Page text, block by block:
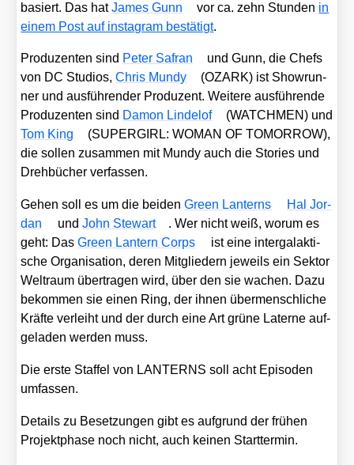
basiert. Das hatJames Gunn vor ca. zehn Stun­den in
einem Post auf insta­gram bestä­tigt.
Pro­du­zen­ten sind Peter Safran
und Gunn, die Chefs
von DC Stu­di­os,Chris Mun­dy
(OZARK) ist Show­run­
ner und aus­füh­ren­der Pro­du­zent. Wei­te­re aus­füh­ren­de
Pro­du­zen­ten sind Damon Linde­l­of
(WATCHMEN) und
Tom King
(SUPERGIRL: WOMAN OF TOMORROW),
die sol­len zusam­men mit Mun­dy auch die Sto­ries und
Dreh­bü­cher ver­fas­sen.
Gehen soll es um die bei­denGreen Lan­terns
Hal Jor­
dan
undJohn Ste­wart
. Wer nicht weiß, wor­um es
geht: DasGreen Lan­tern Corps
ist eine inter­ga­lak­ti­
sche Orga­ni­sa­ti­on, deren Mit­glie­dern jeweils ein Sek­tor
Welt­raum über­tra­gen wird, über den sie wachen. Dazu
bekom­men sie einen Ring, der ihnen über­mensch­li­che
Kräf­te ver­leiht und der durch eine Art grü­ne Later­ne auf­
ge­la­den wer­den muss.
Die ers­te Staf­fel von LANTERNS soll acht Epi­so­den
umfas­sen.
Details zu Beset­zun­gen gibt es auf­grund der frü­hen
Pro­jekt­pha­se noch nicht, auch kei­nen Start­ter­min.